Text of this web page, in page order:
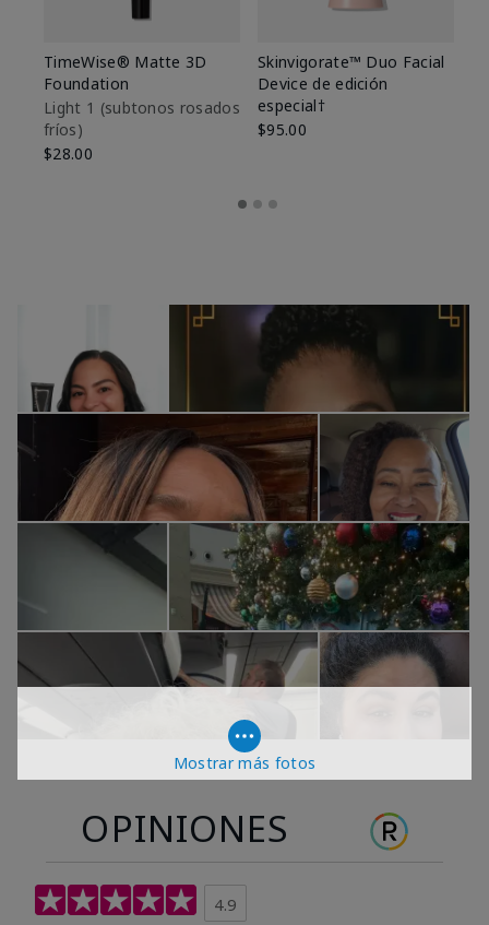
TimeWise® Matte 3D
Foundation
Light 1​ (subtonos rosados
fríos)
$28.00
Skinvigorate™ Duo Facial
Device de edición
especial†
$95.00
Mostrar más fotos
OPINIONES
4.9